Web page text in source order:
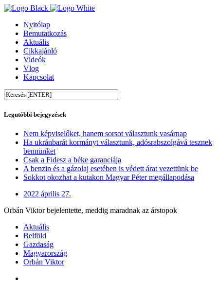
Nyitólap
Bemutatkozás
Aktuális
Cikkajánló
Videók
Vlog
Kapcsolat
Legutóbbi bejegyzések
Nem képviselőket, hanem sorsot választunk vasárnap
Ha ukránbarát kormányt választunk, adósrabszolgává tesznek
bennünket
Csak a Fidesz a béke garanciája
A benzin és a gázolaj esetében is védett árat vezettünk be
Sokkot okozhat a kutakon Magyar Péter megállapodása
2022 április 27.
Orbán Viktor bejelentette, meddig maradnak az árstopok
Aktuális
Belföld
Gazdaság
Magyarország
Orbán Viktor